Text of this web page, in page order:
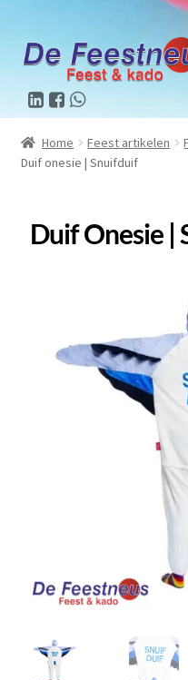
Home Feest artikelen
Duif onesie | Snuifduif
Duif Onesie |